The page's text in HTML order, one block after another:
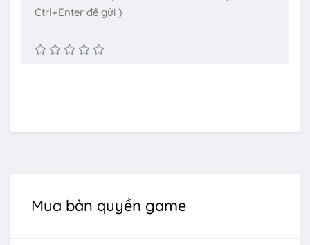
Mua bản quyền game